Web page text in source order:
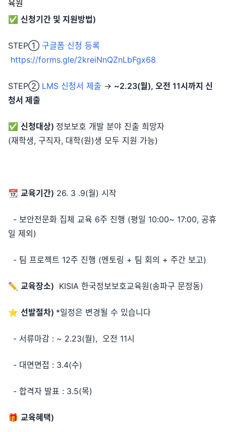
✅ 신청기간 및 지원방법)
STEP① 구글폼 신청 등록
https://forms.gle/2kreiNnQZnLbFgx68
STEP② LMS 신청서 제출 → ~2.23(월), 오전 11시까지 신
청서 제출
✅ 신청대상) 정보보호 개발 분야 진출 희망자
(재학생, 구직자, 대학(원)생 모두 지원 가능)
📆 교육기간) 26. 3 .9(월) 시작
- 보안전문화 집체 교육 6주 진행 (평일 10:00~ 17:00, 공휴
일 제외)
- 팀 프로젝트 12주 진행 (멘토링 + 팀 회의 + 주간 보고)
✏️ 교육장소) KISIA 한국정보보호교육원(송파구 문정동)
⭐ 선발절차) *일정은 변경될 수 있습니다
- 서류마감 : ~ 2.23(월), 오전 11시
- 대면면접 : 3.4(수)
- 합격자 발표 : 3.5(목)
🎁 교육혜택)